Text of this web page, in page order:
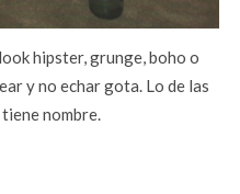
hipster, grunge, boho o
y no echar gota. Lo de las
nombre.